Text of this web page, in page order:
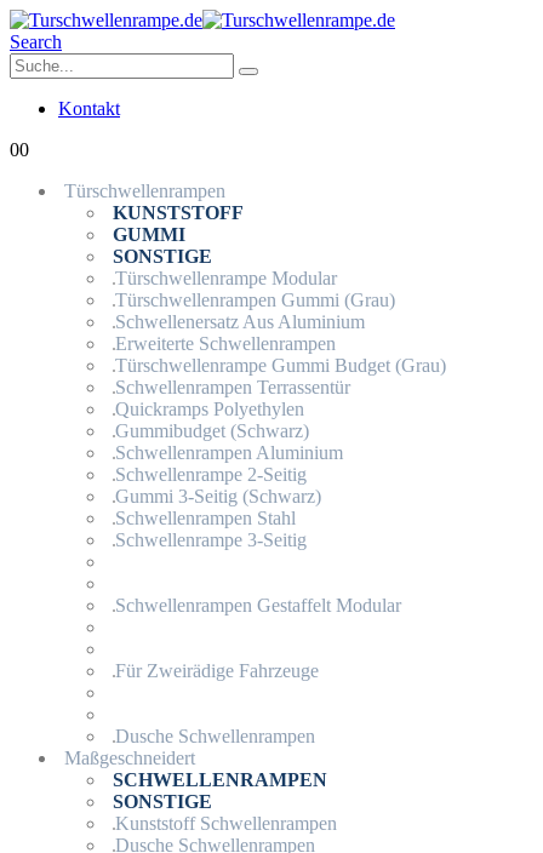
Search
Kontakt
00
Türschwellenrampen
KUNSTSTOFF
GUMMI
SONSTIGE
Türschwellenrampe Modular
Türschwellenrampen Gummi (Grau)
Schwellenersatz Aus Aluminium
Erweiterte Schwellenrampen
Türschwellenrampe Gummi Budget (Grau)
Schwellenrampen Terrassentür
Quickramps Polyethylen
Gummibudget (Schwarz)
Schwellenrampen Aluminium
Schwellenrampe 2-Seitig
Gummi 3-Seitig (Schwarz)
Schwellenrampen Stahl
Schwellenrampe 3-Seitig
Schwellenrampen Gestaffelt Modular
Für Zweirädige Fahrzeuge
Dusche Schwellenrampen
Maßgeschneidert
SCHWELLENRAMPEN
SONSTIGE
Kunststoff Schwellenrampen
Dusche Schwellenrampen